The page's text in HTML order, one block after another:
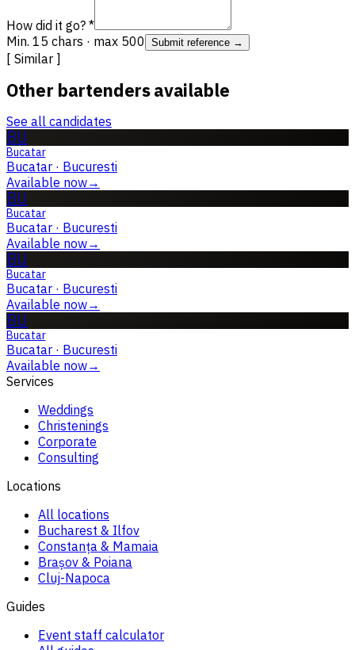
How did it go? *
Min. 15 chars · max 500
Submit reference →
[ Similar ]
Other bartenders available
See all candidates
BU
Bucatar
Bucatar · Bucuresti
Available now→
BU
Bucatar
Bucatar · Bucuresti
Available now→
BU
Bucatar
Bucatar · Bucuresti
Available now→
BU
Bucatar
Bucatar · Bucuresti
Available now→
Services
Weddings
Christenings
Corporate
Consulting
Locations
All locations
Bucharest & Ilfov
Constanța & Mamaia
Brașov & Poiana
Cluj-Napoca
Guides
Event staff calculator